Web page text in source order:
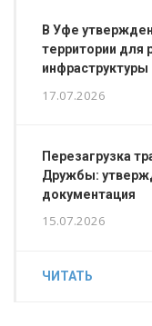
В Уфе
территории для
инфраструктуры
17.07.2026
Перезагрузка
Дружбы:
документация
15.07.2026
ЧИТАТЬ